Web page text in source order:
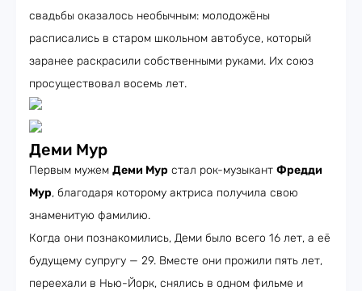
свадьбы оказалось необычным: молодожёны
расписались в старом школьном автобусе, который
заранее раскрасили собственными руками. Их союз
просуществовал восемь лет.
Деми Мур
Первым мужем Деми Мур стал рок-музыкант Фредди
Мур, благодаря которому актриса получила свою
знаменитую фамилию.
Когда они познакомились, Деми было всего 16 лет, а её
будущему супругу — 29. Вместе они прожили пять лет,
переехали в Нью-Йорк, снялись в одном фильме и